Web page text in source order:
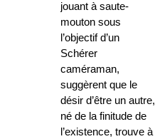
jouant à saute-
mouton sous
l’objectif d’un
Schérer
caméraman,
suggèrent que le
désir d’être un autre,
né de la finitude de
l’existence, trouve à